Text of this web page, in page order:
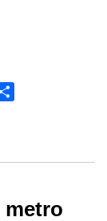
metro